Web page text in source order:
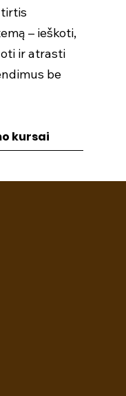
– ieškoti,
ir atrasti
be
kursai